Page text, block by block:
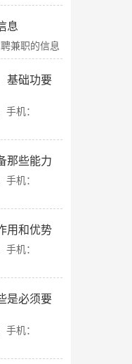
息
兼职的信息
基础功要
机：
那些能力
机：
用和优势
机：
是必须要
机：